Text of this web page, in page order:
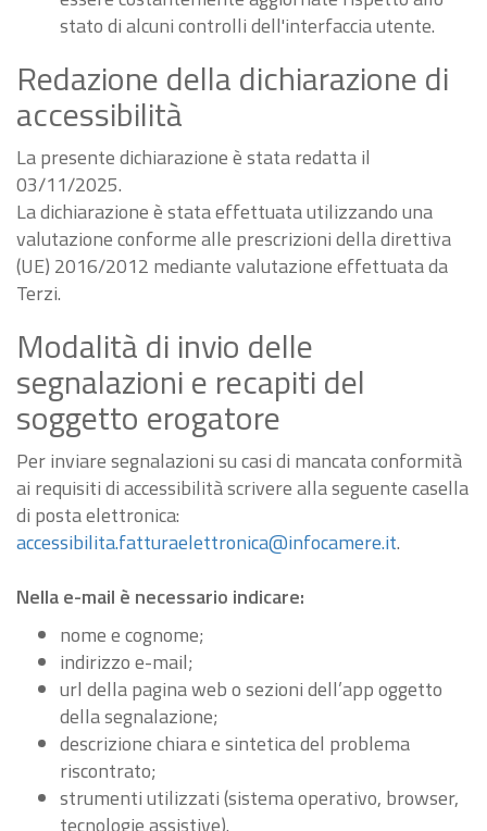
stato di alcuni controlli dell'interfaccia utente.
Redazione della dichiarazione di
accessibilità
La presente dichiarazione è stata redatta il
03/11/2025.
La dichiarazione è stata effettuata utilizzando una
valutazione conforme alle prescrizioni della direttiva
(UE) 2016/2012 mediante valutazione effettuata da
Terzi.
Modalità di invio delle
segnalazioni e recapiti del
soggetto erogatore
Per inviare segnalazioni su casi di mancata conformità
ai requisiti di accessibilità scrivere alla seguente casella
di posta elettronica:
accessibilita.fatturaelettronica@infocamere.it.
Nella e-mail è necessario indicare:
nome e cognome;
indirizzo e-mail;
url della pagina web o sezioni dell’app oggetto
della segnalazione;
descrizione chiara e sintetica del problema
riscontrato;
strumenti utilizzati (sistema operativo, browser,
tecnologie assistive).